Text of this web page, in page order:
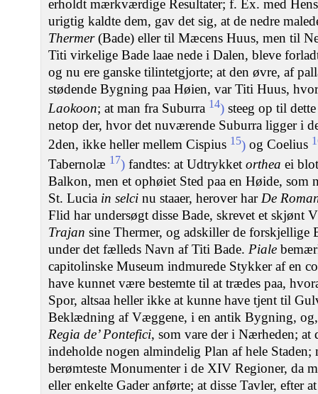
erholdt mærkværdige Resultater; f. Ex. med
urigtig kaldte dem, gav det sig, at de nedre
Thermer(Bade) eller til Mæcens Huus, men til
Titi virkelige Bade laae nede i Dalen, bleve
og nu ere ganske tilintetgjorte; at den øvre, af
stødende Bygning paa Høien, var Titi Huus,
Laokoon; at man fra Suburra 14) steeg op til
netop der, hvor det nuværende Suburra ligger i
2den, ikke heller mellem Cispius 15) og Coelius
Tabernolæ 17) fandtes: at Udtrykket orthea ei
Balkon, men et ophøiet Sted paa en Høide, som
St. Lucia in selci nu staaer, herover har De
Flid har undersøgt disse Bade, skrevet et skjønt
Trajan sine Thermer, og adskiller de
under det fælleds Navn af Titi Bade. Piale
capitolinske Museum indmurede Stykker af en
have kunnet være bestemte til at trædes paa,
Spor, altsaa heller ikke at kunne have tjent til
Beklædning af Væggene, i en antik Bygning,
Regia de’ Pontefici, som vare der i Nærheden; at
indeholde nogen almindelig Plan af hele Staden;
berømteste Monumenter i de XIV Regioner, da
eller enkelte Gader anførte; at disse Tavler, efter